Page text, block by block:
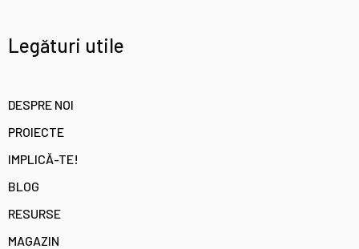
Legături utile
DESPRE NOI
PROIECTE
IMPLICĂ-TE!
BLOG
RESURSE
MAGAZIN